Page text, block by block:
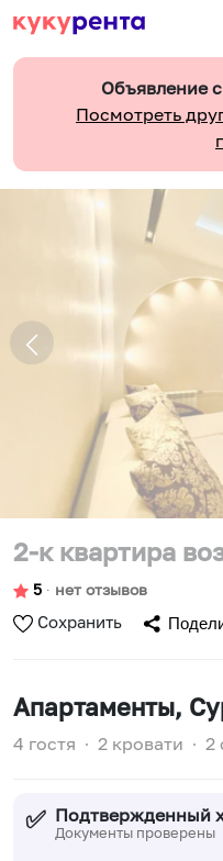
Объявление
Посмотреть
2-к квартира
5 ∙ нет отзывов
Сохранить
Апартаменты,
4 гостя ∙ 2 кровати ∙ 2
✅ Подтвержденный
Документы проверены